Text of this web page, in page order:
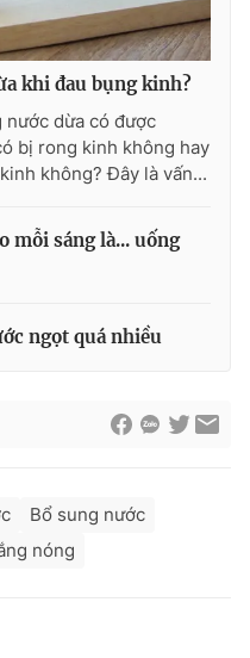
video
lòng Việt
mình bằng AI
khi đau bụng kinh?
dừa có được
bị rong kinh không hay
không? Đây là vấn...
mỗi sáng là... uống
ngọt quá nhiều
Bổ sung nước
nóng